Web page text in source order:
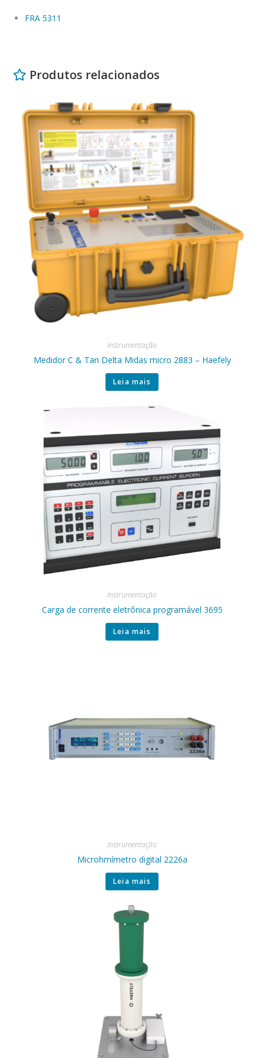
FRA 5311
Produtos relacionados
Instrumentação
Medidor C & Tan Delta Midas micro 2883 – Haefely
Leia mais
Instrumentação
Carga de corrente eletrônica programável 3695
Leia mais
Instrumentação
Microhmímetro digital 2226a
Leia mais